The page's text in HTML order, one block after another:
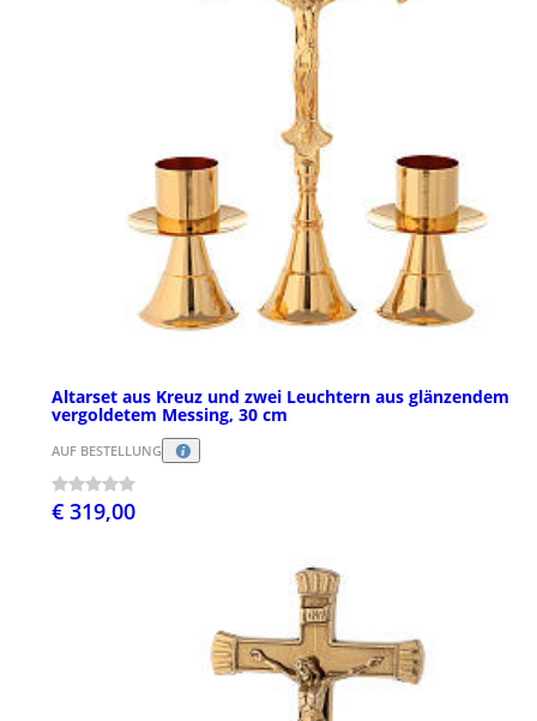
Altarset aus Kreuz und zwei Leuchtern aus glänzendem
vergoldetem Messing, 30 cm
AUF BESTELLUNG
€ 319,00